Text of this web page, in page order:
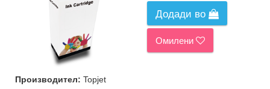
Додади во
Омилени
Производител: Topjet